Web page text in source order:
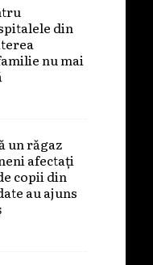
din
nu mai
un răgaz
afectați
copii din
au ajuns